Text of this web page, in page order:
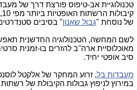
טכנולוגיית אב-טיפוס פורצת דרך של
של נוסחת "גבול שאנון" בסיבים
לשם המחשה, הטכנולוגיה החדשנית
מאוכלוסיית ארה"ב להזרים בו-זמנית
סיב אופטי יחיד.
מעבדות בל, זרוע המחקר של אלקטל
במירוץ לניפוץ גבולות הקיבולת של רשתות